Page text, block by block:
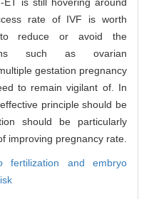
rate of IVF is worth
to reduce or avoid the
such as ovarian
gestation pregnancy
to remain vigilant of. In
principle should be
should be particularly
improving pregnancy rate.
fertilization and embryo